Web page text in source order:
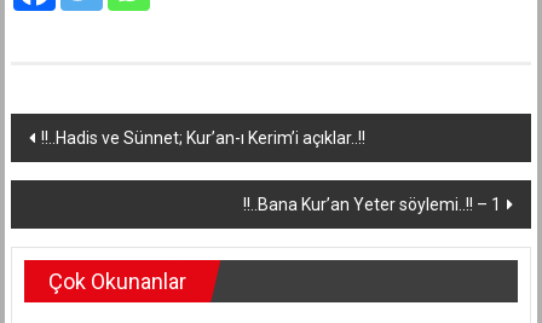
Yazı
dolaşımı
!!..Hadis ve Sünnet; Kur’an-ı Kerim’i açıklar..!!
!!..Bana Kur’an Yeter söylemi..!! – 1
Çok Okunanlar